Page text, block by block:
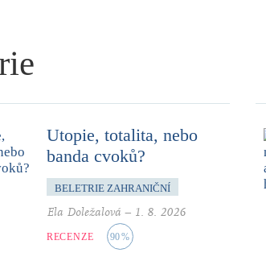
Utopie, totalita, nebo
banda cvoků?
BELETRIE ZAHRANIČNÍ
Ela Doležalová – 1. 8. 2026
RECENZE 90%